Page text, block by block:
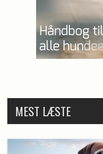
MEST LÆSTE